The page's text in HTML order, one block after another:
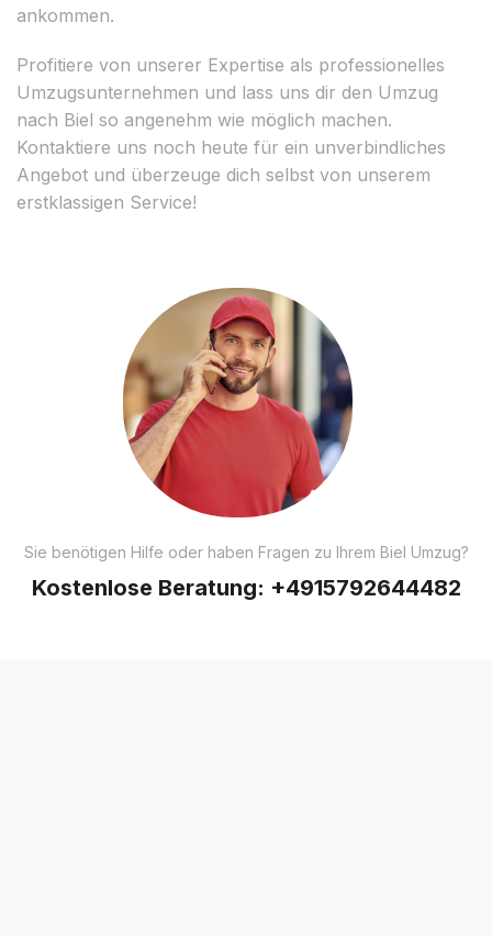
ankommen.
Profitiere von unserer Expertise als professionelles
Umzugsunternehmen und lass uns dir den Umzug
nach Biel so angenehm wie möglich machen.
Kontaktiere uns noch heute für ein unverbindliches
Angebot und überzeuge dich selbst von unserem
erstklassigen Service!
Sie benötigen Hilfe oder haben Fragen zu Ihrem Biel Umzug?
Kostenlose Beratung: +4915792644482